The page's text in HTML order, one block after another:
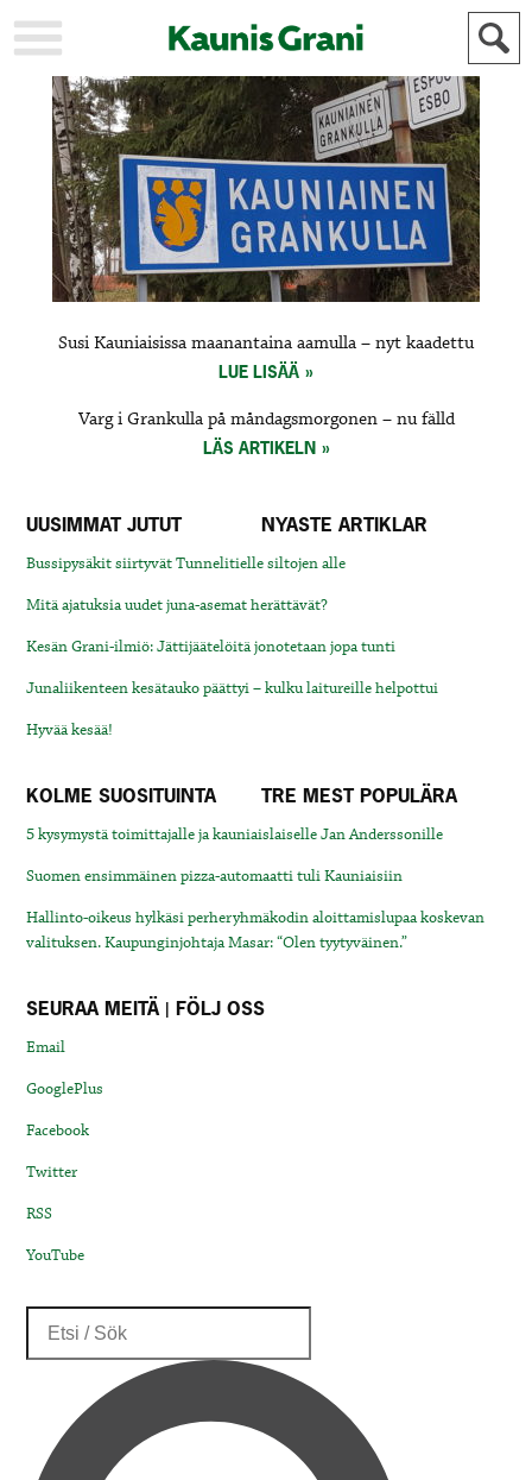
KAUPUNKI
STADEN
AJANKOHTAISTA
AKTUELLT
URHEILU
IDROTT
KULTTUURI
KULTUR
HISTORIA
HISTORIA
YLEINEN
ALLMÄN
MAINOSTAJILLE
ANNONSÖRER
Susi Kauniaisissa maanantaina aamulla – nyt kaadettu
LUE LISÄÄ
Varg i Grankulla på måndagsmorgonen – nu fälld
LÄS ARTIKELN
UUSIMMAT JUTUT NYASTE ARTIKLAR
Bussipysäkit siirtyvät Tunnelitielle siltojen alle
Mitä ajatuksia uudet juna-asemat herättävät?
Kesän Grani-ilmiö: Jättijäätelöitä jonotetaan jopa tunti
Junaliikenteen kesätauko päättyi – kulku laitureille helpottui
Hyvää kesää!
KOLME SUOSITUINTA TRE MEST POPULÄRA
5 kysymystä toimittajalle ja kauniaislaiselle Jan Anderssonille
Suomen ensimmäinen pizza-automaatti tuli Kauniaisiin
Hallinto-oikeus hylkäsi perheryhmäkodin aloittamislupaa koskevan
valituksen. Kaupunginjohtaja Masar: “Olen tyytyväinen.”
SEURAA MEITÄ | FÖLJ OSS
Email
GooglePlus
Facebook
Twitter
RSS
YouTube